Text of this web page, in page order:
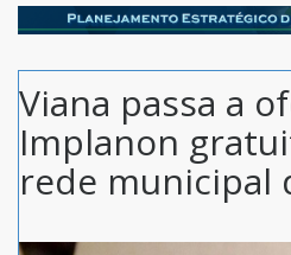
ES
Viana passa a
Implanon
rede municipal